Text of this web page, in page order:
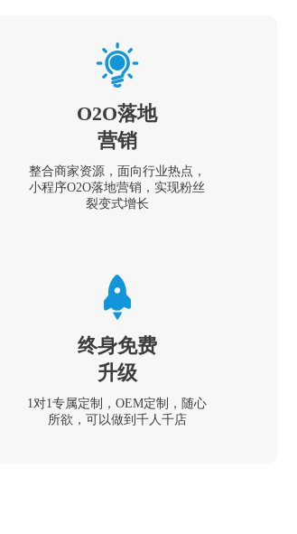
O2O落地
营销
整合商家资源，面向行业热点，
小程序O2O落地营销，实现粉丝
裂变式增长
终身免费
升级
1对1专属定制，OEM定制，随心
所欲，可以做到千人千店